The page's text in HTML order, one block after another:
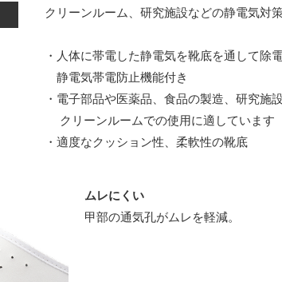
クリーンルーム、研究施設などの静電気
・人体に帯電した静電気を靴底を通して除
静電気帯電防止機能付き
・電子部品や医薬品、食品の製造、研究施設
クリーンルームでの使用に適しています
・適度なクッション性、柔軟性の靴底
ムレにくい
甲部の通気孔がムレを軽減。